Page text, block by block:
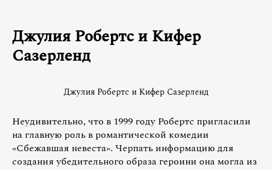
Джулия Робертс и Кифер
Сазерленд
Джулия Робертс и Кифер Сазерленд
Неудивительно, что в 1999 году Робертс пригласили
на главную роль в романтической комедии
«Сбежавшая невеста». Черпать информацию для
создания убедительного образа героини она могла из